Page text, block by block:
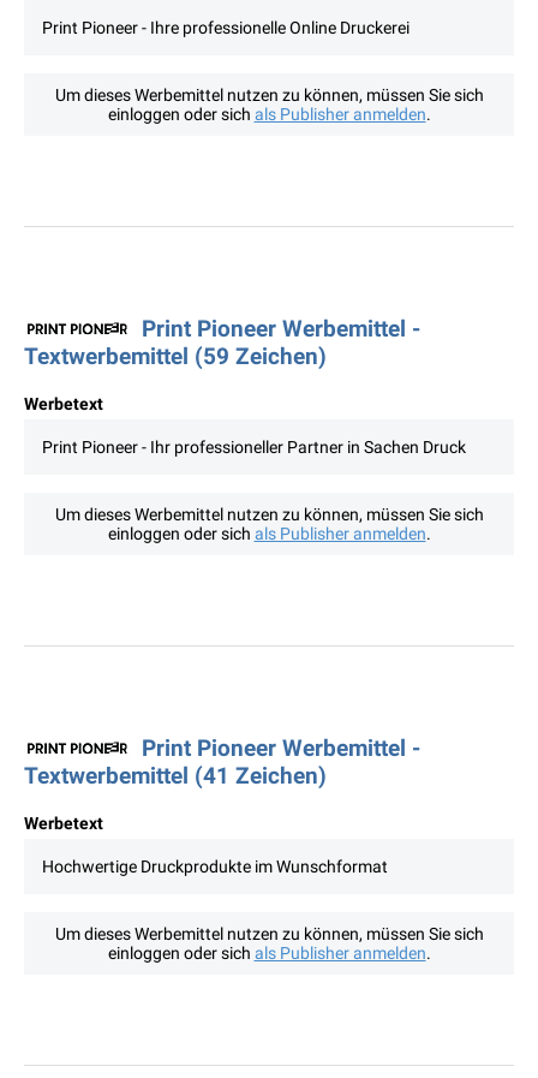
Print Pioneer - Ihre professionelle Online Druckerei
Um dieses Werbemittel nutzen zu können, müssen Sie sich
einloggen oder sich als Publisher anmelden.
Print Pioneer Werbemittel -
Textwerbemittel (59 Zeichen)
Werbetext
Print Pioneer - Ihr professioneller Partner in Sachen Druck
Um dieses Werbemittel nutzen zu können, müssen Sie sich
einloggen oder sich als Publisher anmelden.
Print Pioneer Werbemittel -
Textwerbemittel (41 Zeichen)
Werbetext
Hochwertige Druckprodukte im Wunschformat
Um dieses Werbemittel nutzen zu können, müssen Sie sich
einloggen oder sich als Publisher anmelden.